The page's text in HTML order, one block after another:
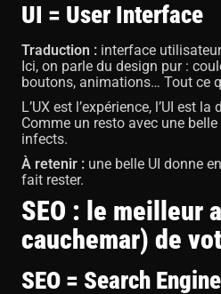
UI = User Interface
Traduction : interface
Ici, on parle du design pur :
boutons, animations… Tout ce
L’UX est l’expérience, l’UI est la
Comme un resto avec une
infects.
À retenir : une belle UI donne
fait rester.
SEO : le meilleur
cauchemar) de
SEO = Search